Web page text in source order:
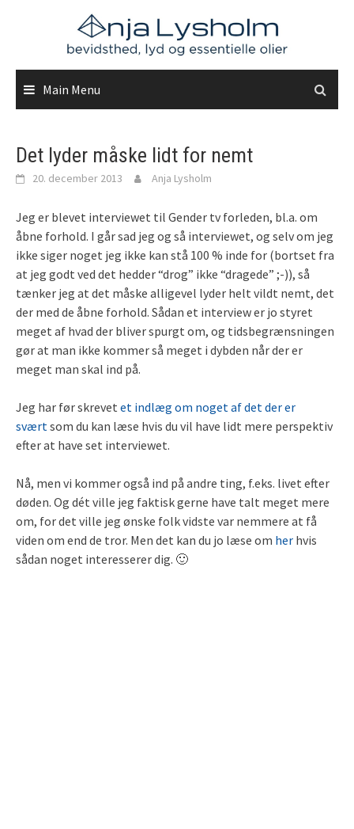
Main Menu
Det lyder måske lidt for nemt
20. december 2013 Anja Lysholm
Jeg er blevet interviewet til Gender tv forleden, bl.a. om
åbne forhold. I går sad jeg og så interviewet, og selv om jeg
ikke siger noget jeg ikke kan stå 100 % inde for (bortset fra
at jeg godt ved det hedder “drog” ikke “dragede” ;-)), så
tænker jeg at det måske alligevel lyder helt vildt nemt, det
der med de åbne forhold. Sådan et interview er jo styret
meget af hvad der bliver spurgt om, og tidsbegrænsningen
gør at man ikke kommer så meget i dybden når der er
meget man skal ind på.
Jeg har før skrevet et indlæg om noget af det der er
sværtsom du kan læse hvis du vil have lidt mere perspektiv
efter at have set interviewet.
Nå, men vi kommer også ind på andre ting, f.eks. livet efter
døden. Og dét ville jeg faktisk gerne have talt meget mere
om, for det ville jeg ønske folk vidste var nemmere at få
viden om end de tror. Men det kan du jo læse om her hvis
sådan noget interesserer dig. 🙂